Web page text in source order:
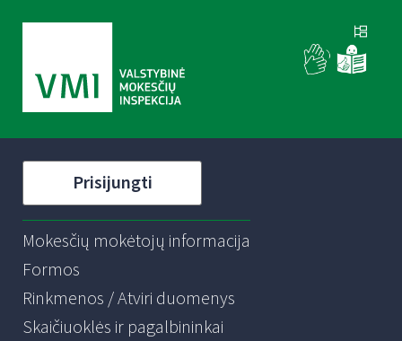
Prisijungti
Mokesčių mokėtojų informacija
Formos
Rinkmenos / Atviri duomenys
Skaičiuoklės ir pagalbininkai